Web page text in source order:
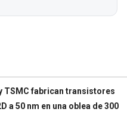
TSMC fabrican transistores
a 50 nm en una oblea de 300